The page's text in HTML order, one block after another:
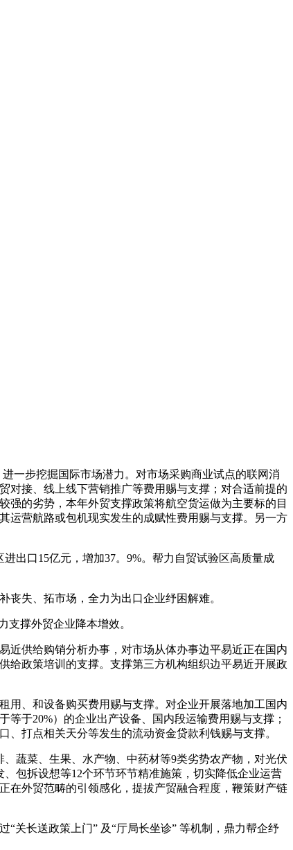
一步挖掘国际市场潜力。对市场采购商业试点的联网消
对接、线上线下营销推广等费用赐与支撑；对合适前提的
的劣势，本年外贸支撑政策将航空货运做为主要标的目
运营航路或包机现实发生的成赋性费用赐与支撑。另一方
出口15亿元，增加37。9%。帮力自贸试验区高质量成
失、拓市场，全力为出口企业纾困解难。
撑外贸企业降本增效。
供给购销分析办事，对市场从体办事边平易近正在国内
给政策培训的支撑。支撑第三方机构组织边平易近开展政
、和设备购买费用赐与支撑。对企业开展落地加工国内
于20%）的企业出产设备、国内段运输费用赐与支撑；
打点相关天分等发生的流动资金贷款利钱赐与支撑。
蔬菜、生果、水产物、中药材等9类劣势农产物，对光伏
包拆设想等12个环节环节精准施策，切实降低企业运营
在外贸范畴的引领感化，提拔产贸融合程度，鞭策财产链
长送政策上门” 及“厅局长坐诊” 等机制，鼎力帮企纾